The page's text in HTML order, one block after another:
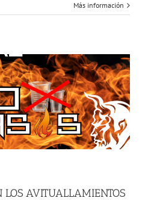
Más información
AVITUALLAMIENTOS